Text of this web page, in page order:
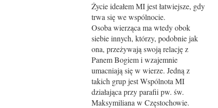
Życie ideałem MI jest łatwiejsze, gdy
trwa się we wspólnocie.
Osoba wierząca ma wtedy obok
siebie innych, którzy, podobnie jak
ona, przeżywają swoją relację z
Panem Bogiem i wzajemnie
umacniają się w wierze. Jedną z
takich grup jest Wspólnota MI
działająca przy parafii pw. św.
Maksymiliana w Częstochowie.